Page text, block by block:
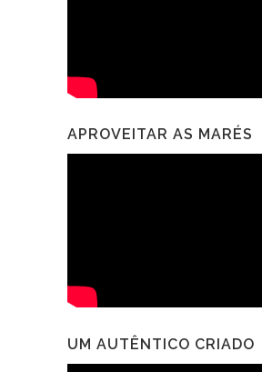
APROVEITAR AS MARÉS
UM AUTÊNTICO CRIADO